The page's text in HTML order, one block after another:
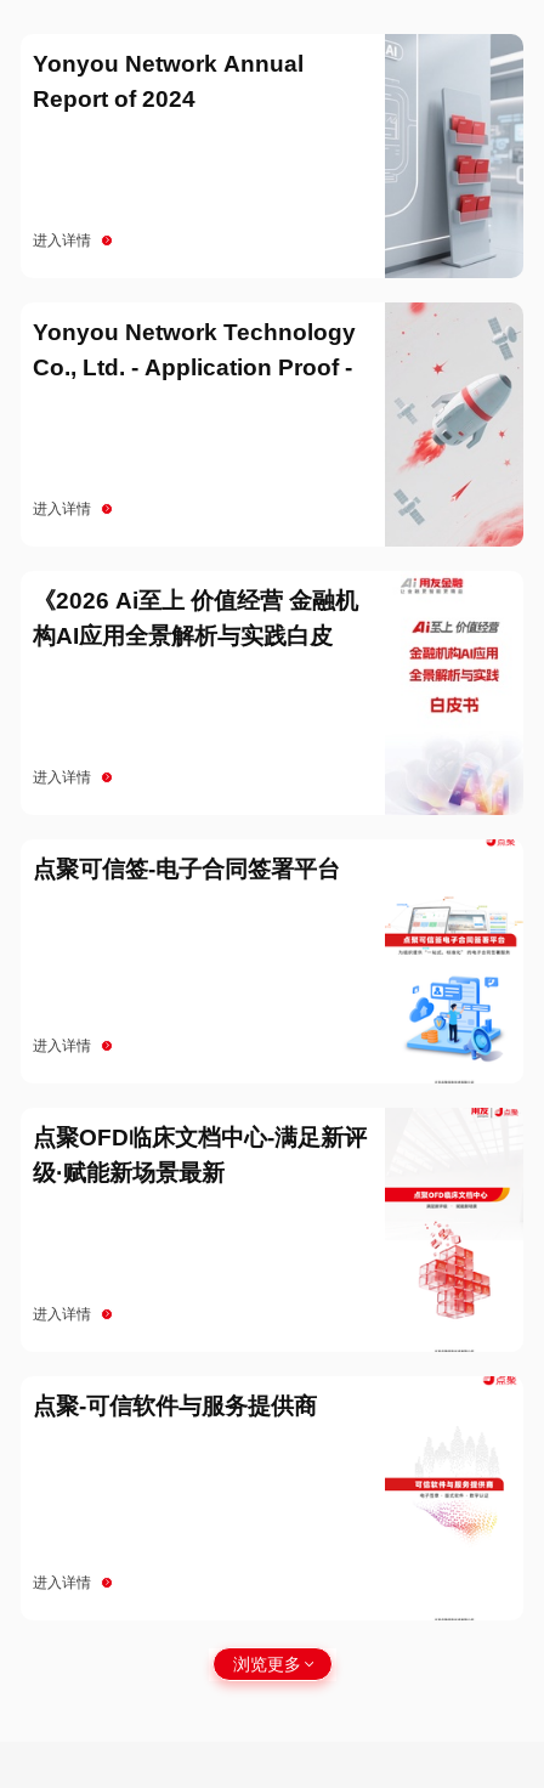
Yonyou Network Annual
Report of 2024
进入详情
Yonyou Network Technology
Co., Ltd. - Application Proof -
进入详情
《2026 Ai至上 价值经营 金融机
构AI应用全景解析与实践白皮
进入详情
点聚可信签-电子合同签署平台
进入详情
点聚OFD临床文档中心-满足新评
级·赋能新场景最新
进入详情
点聚-可信软件与服务提供商
进入详情
浏览更多